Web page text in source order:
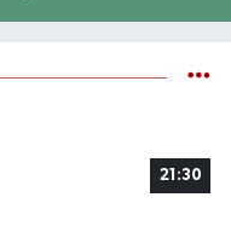
21:30